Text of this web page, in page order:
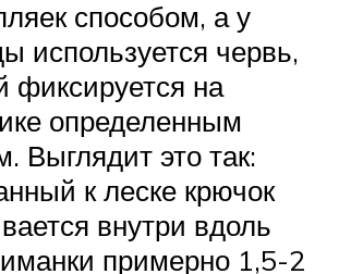
способом, а у
используется червь,
фиксируется на
определенным
Выглядит это так:
к леске крючок
внутри вдоль
примерно 1,5-2